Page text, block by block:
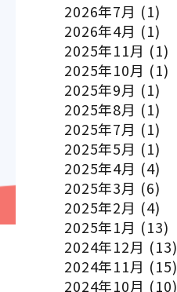
2026年7月 (1)
2026年4月 (1)
2025年11月 (1)
2025年10月 (1)
2025年9月 (1)
2025年8月 (1)
2025年7月 (1)
2025年5月 (1)
2025年4月 (4)
2025年3月 (6)
2025年2月 (4)
2025年1月 (13)
2024年12月 (13)
2024年11月 (15)
2024年10月 (10)